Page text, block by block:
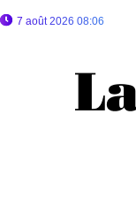
7 août 2026 08:06